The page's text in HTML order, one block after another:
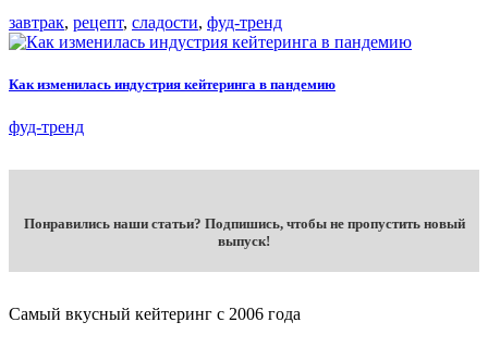
завтрак, рецепт, сладости, фуд-тренд
Как изменилась индустрия кейтеринга в пандемию
фуд-тренд
Понравились наши статьи? Подпишись, чтобы не пропустить новый
выпуск!
Самый вкусный кейтеринг с 2006 года